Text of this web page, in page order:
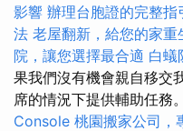
影響 辦理台胞證的完整
法 老屋翻新，給您的家重
院，讓您選擇最合適 白蟻
果我們沒有機會親自移交
席的情況下提供輔助任務。
Console 桃園搬家公司，